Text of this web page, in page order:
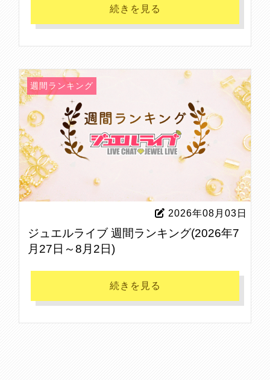
続きを見る
週間ランキング
2026年08月03日
ジュエルライブ 週間ランキング(2026年7
月27日～8月2日)
続きを見る